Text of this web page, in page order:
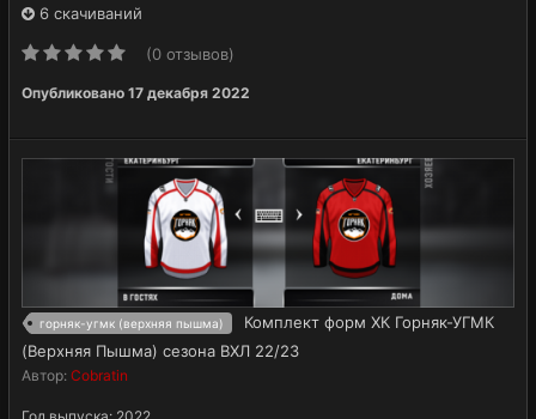
6 скачиваний
(0 отзывов)
Опубликовано 17 декабря 2022
горняк-угмк (верхняя пышма)
Комплект форм ХК Горняк-УГМК
(Верхняя Пышма) сезона ВХЛ 22/23
Автор: Cobratin